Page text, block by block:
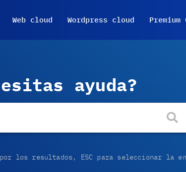
Web cloud Wordpress cloud Premium
ayuda?
los resultados, ESC para seleccionar la